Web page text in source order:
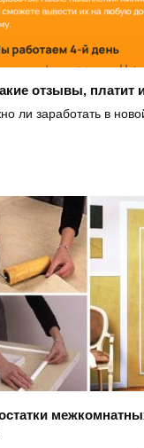
отзывы, платит
ли заработать в